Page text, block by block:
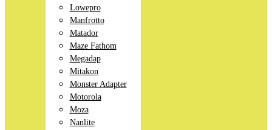
Lowepro
Manfrotto
Matador
Maze Fathom
Megadap
Mitakon
Monster Adapter
Motorola
Moza
Nanlite